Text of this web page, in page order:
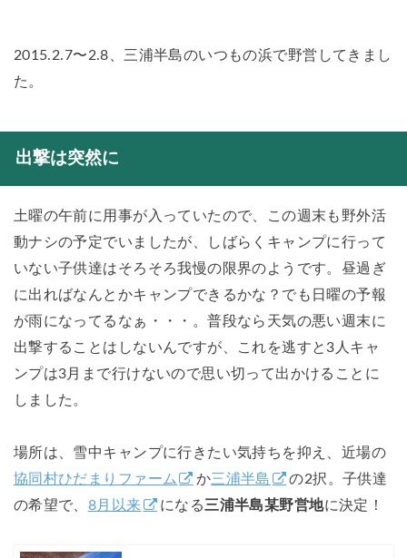
2015.2.7〜2.8、三浦半島のいつもの浜で野営してきまし
た。
出撃は突然に
土曜の午前に用事が入っていたので、この週末も野外活
動ナシの予定でいましたが、しばらくキャンプに行って
いない子供達はそろそろ我慢の限界のようです。昼過ぎ
に出ればなんとかキャンプできるかな？でも日曜の予報
が雨になってるなぁ・・・。普段なら天気の悪い週末に
出撃することはしないんですが、これを逃すと3人キャ
ンプは3月まで行けないので思い切って出かけることに
しました。
場所は、雪中キャンプに行きたい気持ちを抑え、近場の
協同村ひだまりファーム
か三浦半島
の2択。子供達
の希望で、 8月以来 になる 三浦半島某野営地に決定！